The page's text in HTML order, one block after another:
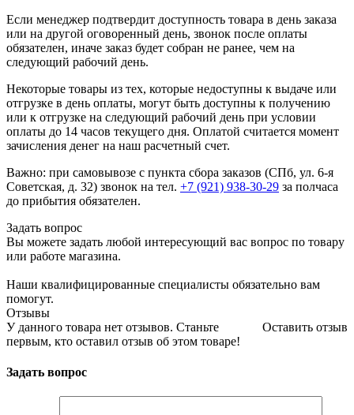
Если менеджер подтвердит доступность товара в день заказа
или на другой оговоренный день, звонок после оплаты
обязателен, иначе заказ будет собран не ранее, чем на
следующий рабочий день.
Некоторые товары из тех, которые недоступны к выдаче или
отгрузке в день оплаты, могут быть доступны к получению
или к отгрузке на следующий рабочий день при условии
оплаты до 14 часов текущего дня. Оплатой считается момент
зачисления денег на наш расчетный счет.
Важно: при самовывозе с пункта сборa заказов (СПб, ул. 6-я
Советская, д. 32) звонок на тел. +7 (921) 938-30-29 за полчаса
до прибытия обязателен.
Задать вопрос
Вы можете задать любой интересующий вас вопрос по товару
или работе магазина.
Наши квалифицированные специалисты обязательно вам
помогут.
Отзывы
Оставить отзыв
У данного товара нет отзывов. Станьте
первым, кто оставил отзыв об этом товаре!
Задать вопрос